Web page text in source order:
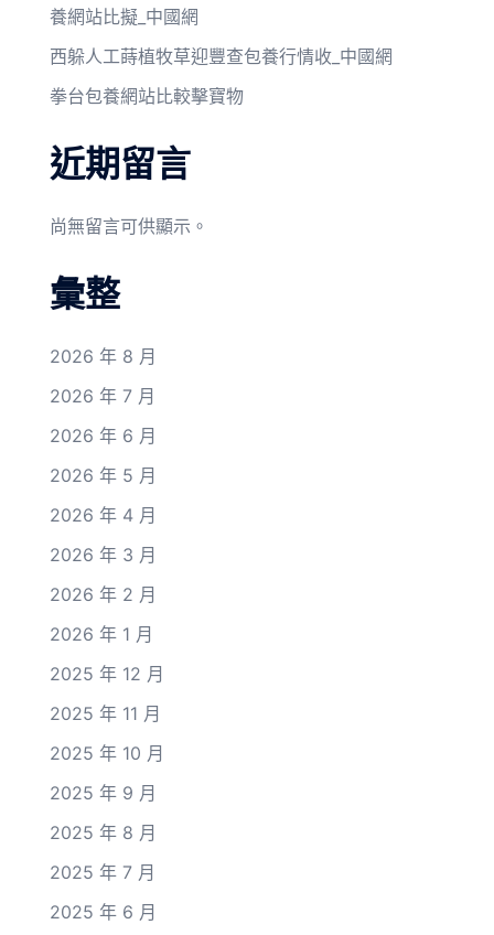
養網站比擬_中國網
西躲人工蒔植牧草迎豐查包養行情收_中國網
拳台包養網站比較擊寶物
近期留言
尚無留言可供顯示。
彙整
2026 年 8 月
2026 年 7 月
2026 年 6 月
2026 年 5 月
2026 年 4 月
2026 年 3 月
2026 年 2 月
2026 年 1 月
2025 年 12 月
2025 年 11 月
2025 年 10 月
2025 年 9 月
2025 年 8 月
2025 年 7 月
2025 年 6 月